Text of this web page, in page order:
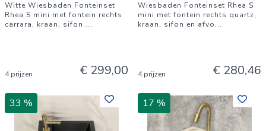
Witte Wiesbaden Fonteinset
Rhea S mini met fontein rechts
carrara, kraan, sifon ...
4 prijzen € 299,00
Wiesbaden Fonteinset Rhea S
mini met fontein rechts quartz,
kraan, sifon en afvo...
4 prijzen € 280,46
33 % 17 %